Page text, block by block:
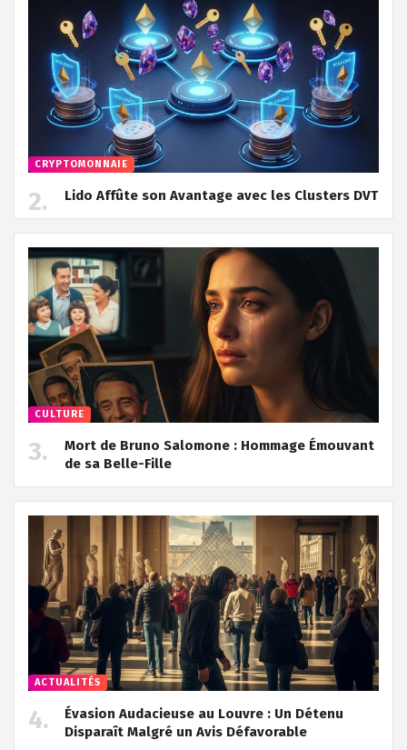
CRYPTOMONNAIE
Lido Affûte son Avantage avec les Clusters DVT
CULTURE
Mort de Bruno Salomone : Hommage Émouvant
de sa Belle-Fille
ACTUALITÉS
Évasion Audacieuse au Louvre : Un Détenu
Disparaît Malgré un Avis Défavorable